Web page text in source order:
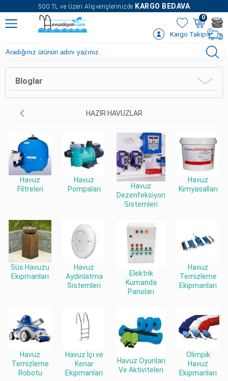
500 TL ve Üzeri Alışverişlerinizde KARGO BEDAVA
0
Kargo Takip
Bloglar
HAZIR HAVUZLAR
Havuz
Filtreleri
Havuz
Pompaları
Havuz
Dezenfeksiyon
Sistemleri
Havuz
Kimyasalları
Süs Havuzu
Ekipmanları
Havuz
Aydınlatma
Sistemleri
Elektrik
Kumanda
Panoları
Havuz
Temizleme
Ekipmanları
Havuz
Temizleme
Robotu
Havuz İçi ve
Kenar
Ekipmanları
Havuz Oyunları
Ve Aktiviteleri
Olimpik
Havuz
Ekipmanları